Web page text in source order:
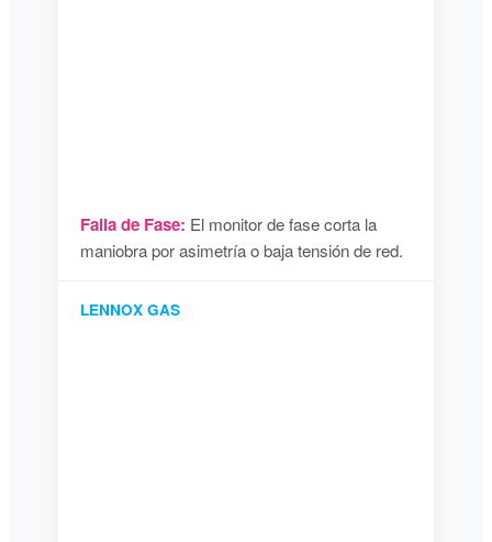
Falla de Fase: El monitor de fase corta la
maniobra por asimetría o baja tensión de red.
LENNOX GAS